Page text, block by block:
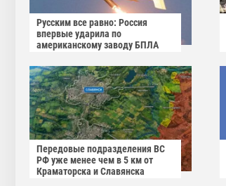
Русским все равно: Россия
впервые ударила по
американскому заводу БПЛА
Передовые подразделения ВС
РФ уже менее чем в 5 км от
Краматорска и Славянска